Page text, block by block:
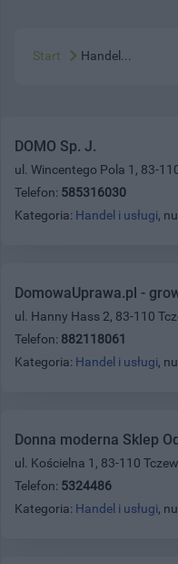
Start Handel...
DOMO Sp. J.
ul. Wincentego Pola 1, 83-
Telefon: 585316030
Kategoria: Handel i usługi,
DomowaUprawa.pl -
ul. Hanny Hass 2, 83-110
Telefon: 882118061
Kategoria: Handel i usługi,
Donna moderna Sklep
ul. Kościelna 1, 83-110 Tczew
Telefon: 5324486
Kategoria: Handel i usługi,